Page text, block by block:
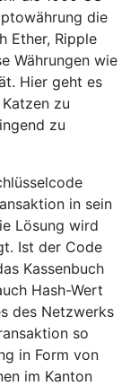
die
Ether, Ripple
Währungen wie
Hier geht es
zu
zu
in sein
Lösung wird
Ist der Code
Kassenbuch
Hash-Wert
des Netzwerks
so
in Form von
im Kanton